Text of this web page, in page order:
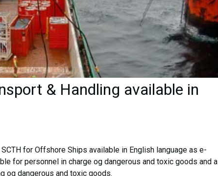
& Handling available in
for Offshore Ships available in English language as e-
for personnel in charge og dangerous and toxic goods and a